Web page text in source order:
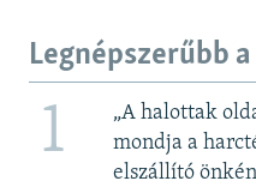
Legnépszerűbb
1
„A halottak
mondja a
elszállító